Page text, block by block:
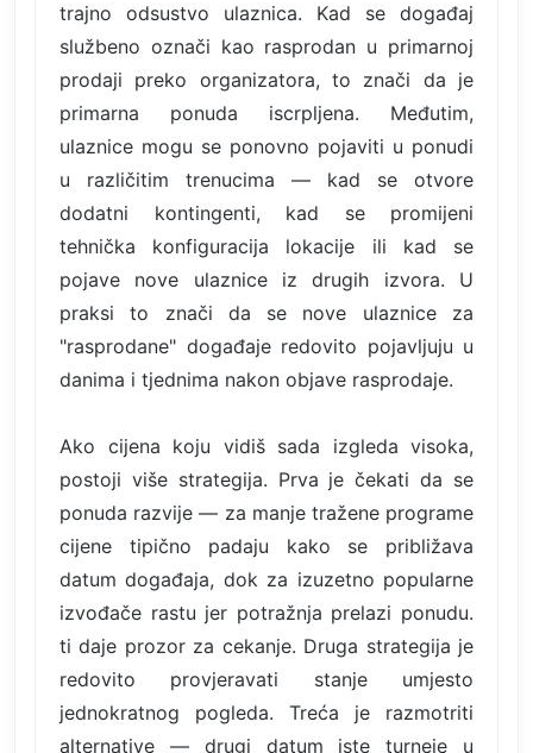
trajno odsustvo ulaznica. Kad se događaj
službeno označi kao rasprodan u primarnoj
prodaji preko organizatora, to znači da je
primarna ponuda iscrpljena. Međutim,
ulaznice mogu se ponovno pojaviti u ponudi
u različitim trenucima — kad se otvore
dodatni kontingenti, kad se promijeni
tehnička konfiguracija lokacije ili kad se
pojave nove ulaznice iz drugih izvora. U
praksi to znači da se nove ulaznice za
"rasprodane" događaje redovito pojavljuju u
danima i tjednima nakon objave rasprodaje.
Ako cijena koju vidiš sada izgleda visoka,
postoji više strategija. Prva je čekati da se
ponuda razvije — za manje tražene programe
cijene tipično padaju kako se približava
datum događaja, dok za izuzetno popularne
izvođače rastu jer potražnja prelazi ponudu.
ti daje prozor za cekanje. Druga strategija je
redovito provjeravati stanje umjesto
jednokratnog pogleda. Treća je razmotriti
alternative — drugi datum iste turneje u